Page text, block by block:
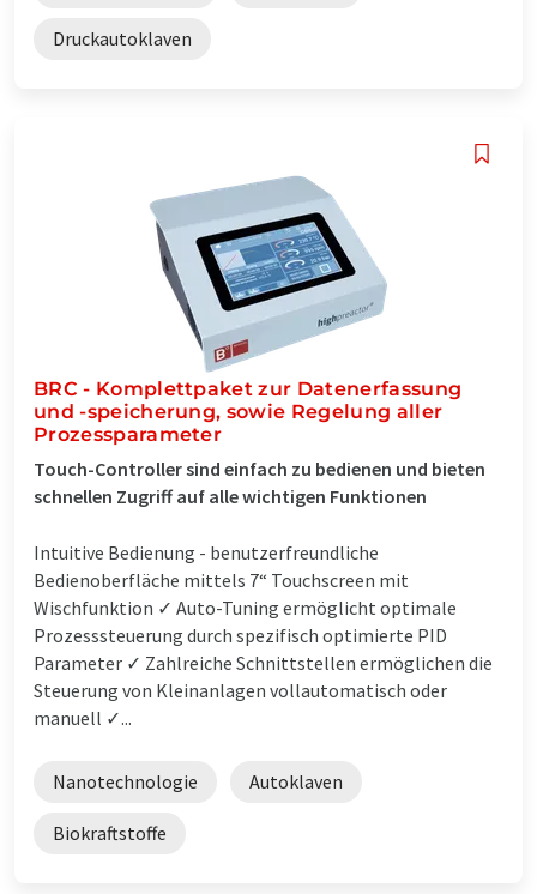
Druckautoklaven
BRC - Komplettpaket zur Datenerfassung
und -speicherung, sowie Regelung aller
Prozessparameter
Touch-Controller sind einfach zu bedienen und bieten
schnellen Zugriff auf alle wichtigen Funktionen
Intuitive Bedienung - benutzerfreundliche
Bedienoberfläche mittels 7“ Touchscreen mit
Wischfunktion ✓ Auto-Tuning ermöglicht optimale
Prozesssteuerung durch spezifisch optimierte PID
Parameter ✓ Zahlreiche Schnittstellen ermöglichen die
Steuerung von Kleinanlagen vollautomatisch oder
manuell ✓...
Nanotechnologie Autoklaven
Biokraftstoffe